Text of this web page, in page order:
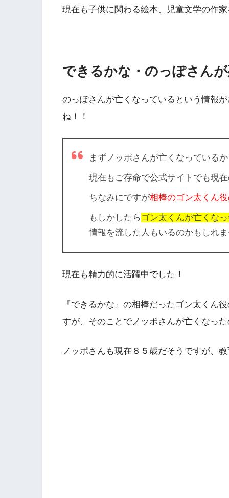
現在も子供に関わる絵本、児童文学の作家
できるかな・のっぽさん
のっぽさんが亡くなっているという情報
ね！！
まずノッポさんが亡くなっている
現在もご存命で公式サイトでも現
ちなみにですが相棒のゴン太くん
もしかしたら ゴン太くんが亡くな
情報を流した人もいるのかもしれま
現在も精力的に活躍中でした！
『できるかな』の相棒だったゴン太くん
すが、そのことでノッポさんが亡くなっ
ノッポさんも現在８５歳だそうですが、